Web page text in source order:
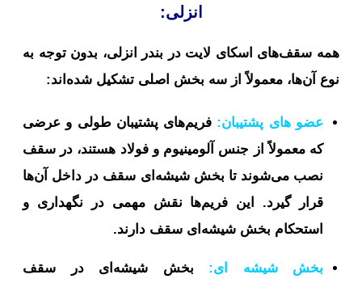
انزلی:
همه سقف‌های اسکای لایت در بندر انزلی، بدون توجه به
نوع آن‌ها، معمولاً از سه بخش اصلی تشکیل شده‌اند:
عضو های پشتیبان: فریم‌های پشتیبان طولی و عرضی
که معمولاً از جنس آلومینیوم و فولاد هستند، در سقف
نصب می‌شوند تا بخش شیشه‌ای سقف در داخل آن‌ها
قرار گیرد. این فریم‌ها نقش مهمی در نگهداری و
استحکام بخش شیشه‌ای سقف دارند.
بخش شیشه ای: بخش شیشه‌ای در سقف